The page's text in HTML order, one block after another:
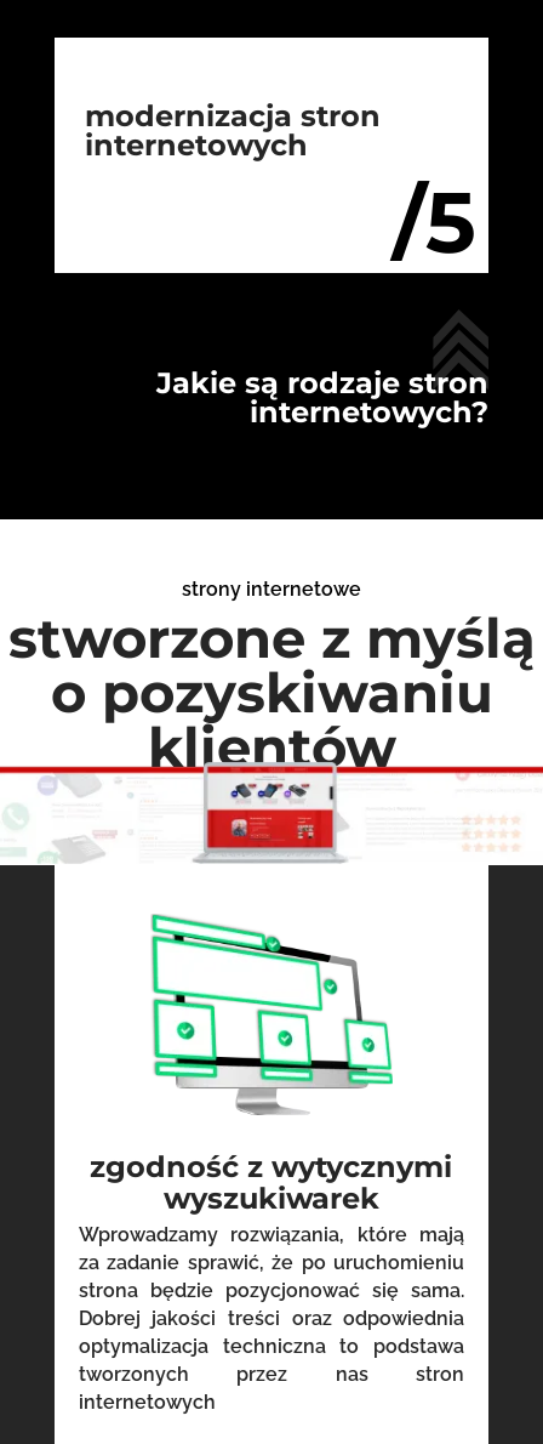
/5
modernizacja stron
internetowych
Jakie są rodzaje stron
internetowych?
strony internetowe
stworzone z myślą
o pozyskiwaniu
klientów
zgodność z wytycznymi
wyszukiwarek
Wprowadzamy rozwiązania, które mają
za zadanie sprawić, że po uruchomieniu
strona będzie pozycjonować się sama.
Dobrej jakości treści oraz odpowiednia
optymalizacja techniczna to podstawa
tworzonych przez nas stron
internetowych